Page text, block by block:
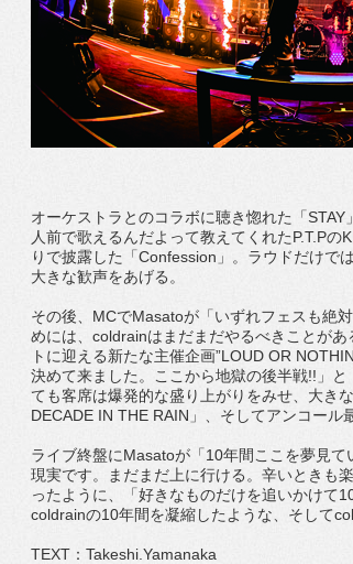
オーケストラとのコラボに聴き惚れた「
人前で歌えるんだよって教えてくれたP.T.P
りで披露した「Confession」。ラウドだけで
大きな歓声をあげる。
その後、MCでMasatoが「いずれフェスも絶
めには、coldrainはまだまだやるべきことが
トに迎える新たな主催企画”LOUD OR
決めて来ました。ここから地獄の後半戦!!」
ても客席は爆発的な盛り上がりをみせ、大き
DECADE IN THE RAIN」、そしてアンコール
ライブ終盤にMasatoが「10年間ここを夢見
現実です。まだまだ上に行ける。辛いときも
ったように、「好きなものだけを追いかけて
coldrainの10年間を凝縮したような、そして
TEXT：Takeshi.Yamanaka